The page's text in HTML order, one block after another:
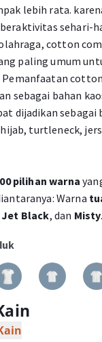
lebih rata.
sehari-
cotton
paling umum
Pemanfaatan
sebagai bahan
dijadikan sebagai
turtleneck,
pilihan warna
Warna
Jet Black, dan Misty.